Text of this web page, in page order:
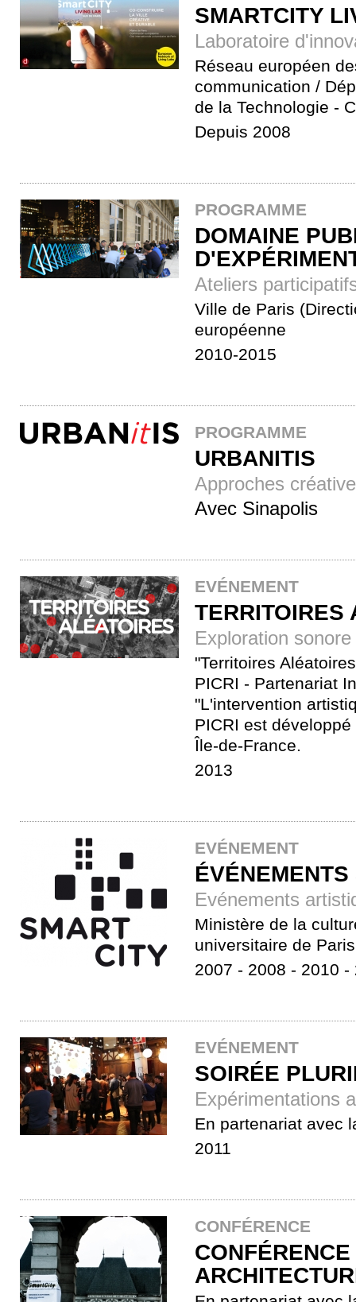
SMARTCITY
Laboratoire
Réseau européen
communication /
de la Technologie -
Depuis 2008
PROGRAMME
DOMAINE
Ateliers
Ville de Paris
européenne
2010-2015
PROGRAMME
URBANITIS
Approches
Avec Sinapolis
EVÉNEMENT
TERRITOIRES
Exploration
"Territoires
PICRI - Partenariat
"L'intervention
PICRI est
Île-de-France.
2013
EVÉNEMENT
Evénements
Ministère de la
universitaire de
2007 - 2008 - 2010 -
EVÉNEMENT
SOIRÉE
Expérimentations
En partenariat avec
2011
CONFÉRENCE